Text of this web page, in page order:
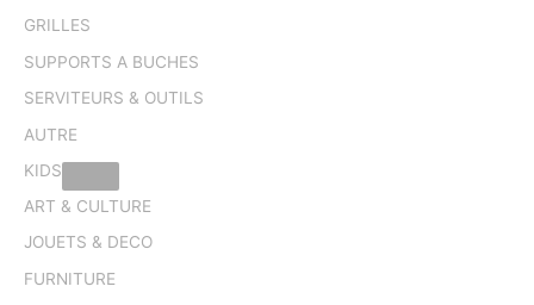
GRILLES
SUPPORTS A BUCHES
SERVITEURS & OUTILS
AUTRE
KIDS
ART & CULTURE
JOUETS & DECO
FURNITURE